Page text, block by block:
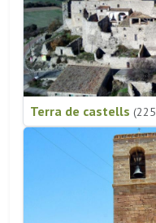
Terra de castells (225